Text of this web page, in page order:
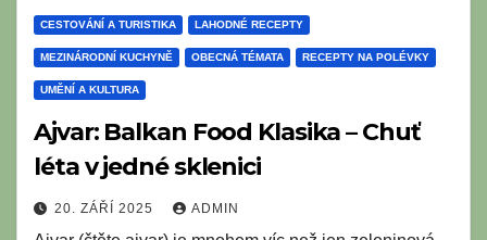
CESTOVÁNÍ A TURISTIKA LAHODNÉ RECEPTY
MEZINÁRODNÍ KUCHYNĚ OBECNÁ TÉMATA RECEPTY NA POLÉVKY
UMĚNÍ A KULTURA
Ajvar: Balkan Food Klasika – Chuť
léta v jedné sklenici
20. ZÁŘÍ 2025 ADMIN